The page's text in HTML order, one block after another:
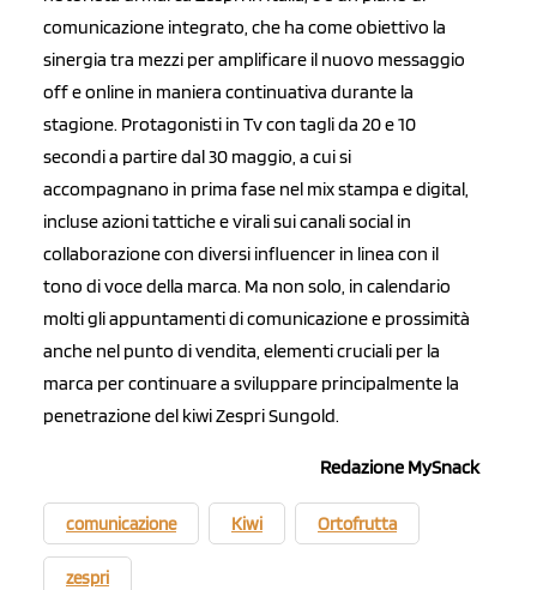
comunicazione integrato, che ha come obiettivo la
sinergia tra mezzi per amplificare il nuovo messaggio
off e online in maniera continuativa durante la
stagione. Protagonisti in Tv con tagli da 20 e 10
secondi a partire dal 30 maggio, a cui si
accompagnano in prima fase nel mix stampa e digital,
incluse azioni tattiche e virali sui canali social in
collaborazione con diversi influencer in linea con il
tono di voce della marca. Ma non solo, in calendario
molti gli appuntamenti di comunicazione e prossimità
anche nel punto di vendita, elementi cruciali per la
marca per continuare a sviluppare principalmente la
penetrazione del kiwi Zespri Sungold.
Redazione MySnack
comunicazione Kiwi Ortofrutta
zespri